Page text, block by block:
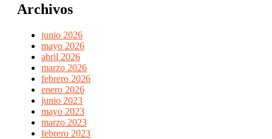
Archivos
junio 2026
mayo 2026
abril 2026
marzo 2026
febrero 2026
enero 2026
junio 2023
mayo 2023
marzo 2023
febrero 2023